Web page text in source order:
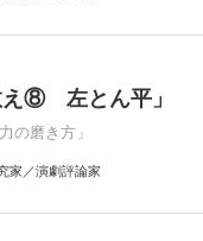
⑧ 左とん平」
の磨き方」
家／演劇評論家